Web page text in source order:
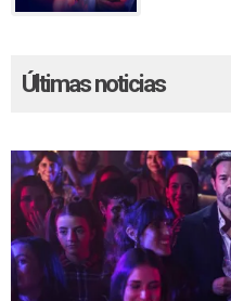
Últimas noticias